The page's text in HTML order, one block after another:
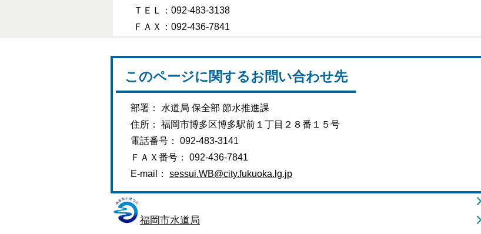
ＴＥＬ：092-483-3138
ＦＡＸ：092-436-7841
このページに関するお問い合わせ先
部署： 水道局 保全部 節水推進課
住所： 福岡市博多区博多駅前１丁目２８番１５号
電話番号： 092-483-3141
ＦＡＸ番号： 092-436-7841
E-mail： sessui.WB@city.fukuoka.lg.jp
福岡市水道局